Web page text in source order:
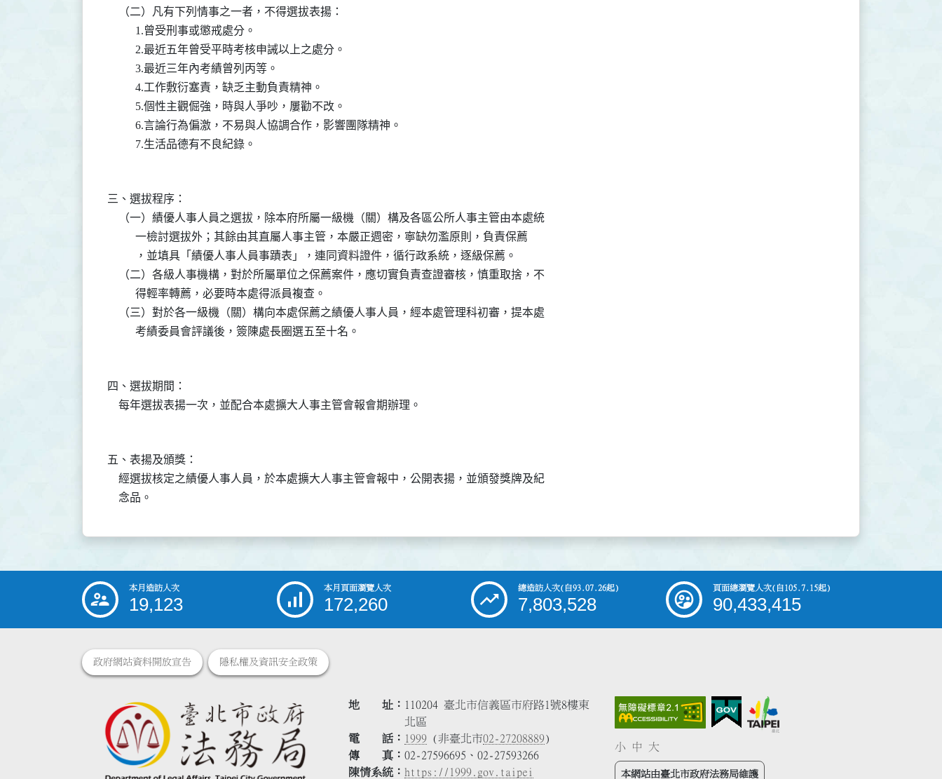
    （二）凡有下列情事之一者，不得選拔表揚：
          1.曾受刑事或懲戒處分。
          2.最近五年曾受平時考核申誡以上之處分。
          3.最近三年內考績曾列丙等。
          4.工作敷衍塞責，缺乏主動負責精神。
          5.個性主觀倔強，時與人爭吵，屢勸不改。
          6.言論行為偏激，不易與人協調合作，影響團隊精神。
三、選拔程序：
    （一）績優人事人員之選拔，除本府所屬一級機（關）構及各區公所人事主管由本處統
          一檢討選拔外；其餘由其直屬人事主管，本嚴正週密，寧缺勿濫原則，負責保薦
          ，並填具「績優人事人員事蹟表」，連同資料證件，循行政系統，逐級保薦。
    （二）各級人事機構，對於所屬單位之保薦案件，應切實負責查證審核，慎重取捨，不
          得輕率轉薦，必要時本處得派員複查。
    （三）對於各一級機（關）構向本處保薦之績優人事人員，經本處管理科初審，提本處
四、選拔期間：
五、表揚及頒獎：
    經選拔核定之績優人事人員，於本處擴大人事主管會報中，公開表揚，並頒發獎牌及紀
::: 本月造訪人次
19,123
本月頁面瀏覽人次
172,260
總造訪人次(自93.07.26起)
7,803,528
頁面總瀏覽人次(自105.7.15起)
90,433,415
政府網站資料開放宣告 隱私權及資訊安全政策
地 址
110204 臺北市信義區市府路1號8樓東
北區
電 話
1999 (非臺北市02-27208889)
傳 真
02-27596695、02-27593266
陳情系統
https://1999.gov.taipei
小 中 大
本網站由臺北市政府法務局維護